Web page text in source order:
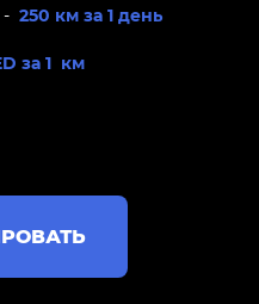
250 км за 1 день
за 1 км